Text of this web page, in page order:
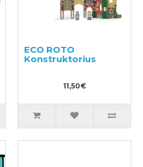
ECO ROTO
Konstruktorius
11,50€